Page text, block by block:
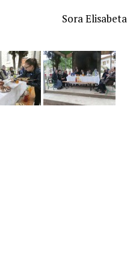
Sora Elisabeta